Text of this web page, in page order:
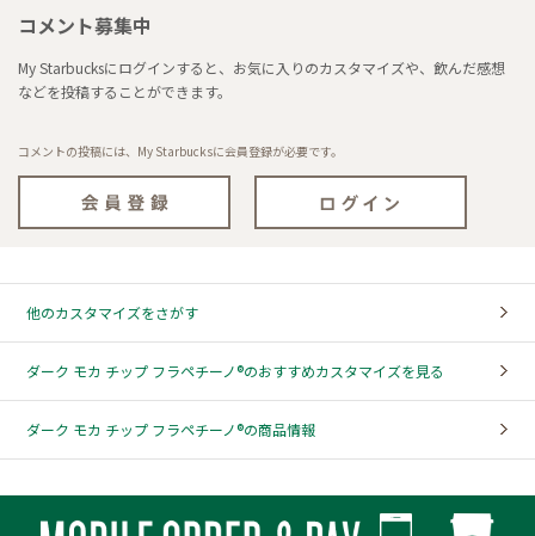
コメント募集中
My Starbucksにログインすると、お気に入りのカスタマイズや、飲んだ感想
などを投稿することができます。
コメントの投稿には、My Starbucksに会員登録が必要です。
他のカスタマイズをさがす
ダーク モカ チップ フラペチーノ®のおすすめカスタマイズを見る
ダーク モカ チップ フラペチーノ®の商品情報